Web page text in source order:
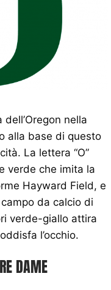
nella
alla base di questo
La lettera “O”
verde che imita la
Hayward Field, e
da calcio di
verde-giallo attira
l’occhio.
DAME